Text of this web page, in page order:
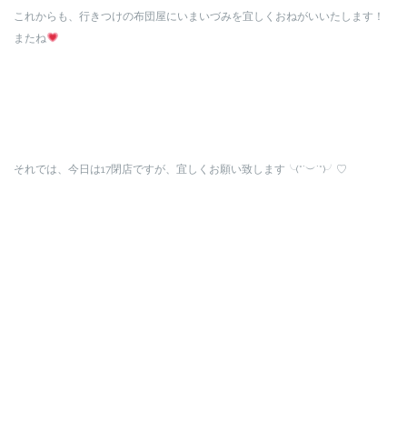
これからも、行きつけの布団屋にいまいづみを宜しくおねがいいたします！
またね
それでは、今日は17閉店ですが、宜しくお願い致します╰(*´︶`*)╯♡